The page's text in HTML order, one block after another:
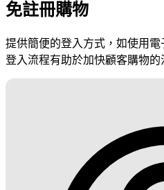
免註冊購物
提供簡便的登入方式，如使用
登入流程有助於加快顧客購物的